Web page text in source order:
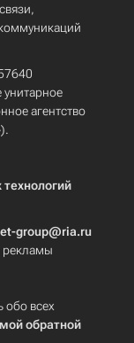
унитарное
агентство
group@ria.ru
рекламы
обо всех
обратной